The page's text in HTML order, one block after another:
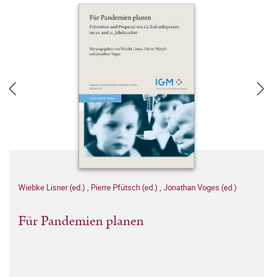
Wiebke Lisner (ed.) , Pierre Pfütsch (ed.) , Jonathan Voges (ed.)
Für Pandemien planen